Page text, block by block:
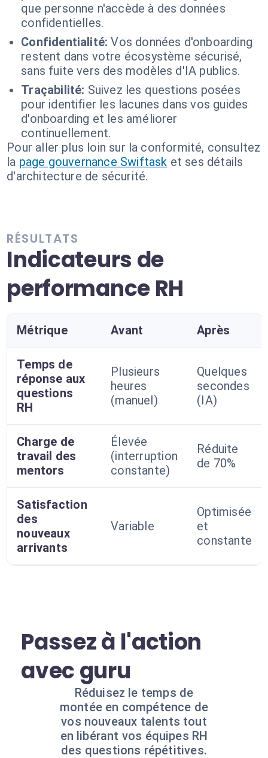
que personne n'accède à des données
confidentielles.
Confidentialité: Vos données d'onboarding
restent dans votre écosystème sécurisé,
sans fuite vers des modèles d'IA publics.
Traçabilité: Suivez les questions posées
pour identifier les lacunes dans vos guides
d'onboarding et les améliorer
continuellement.
Pour aller plus loin sur la conformité, consultez
la page gouvernance Swiftask et ses détails
d'architecture de sécurité.
RÉSULTATS
Indicateurs de
performance RH
Métrique Avant Après
Temps de
réponse aux
questions
RH
Plusieurs
heures
(manuel)
Quelques
secondes
(IA)
Charge de
travail des
mentors
Élevée
(interruption
constante)
Réduite
de 70%
Satisfaction
des
nouveaux
arrivants
Variable
Optimisée
et
constante
Passez à l'action
avec guru
Réduisez le temps de
montée en compétence de
vos nouveaux talents tout
en libérant vos équipes RH
des questions répétitives.